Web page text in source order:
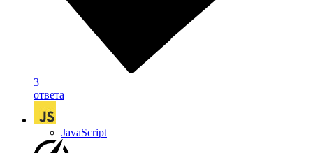
3
ответа
JavaScript